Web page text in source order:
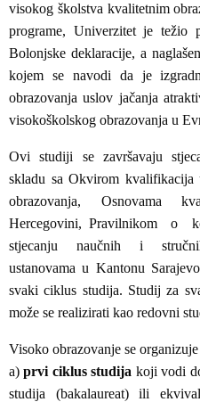
visokog školstva kvalitetnim
programe, Univerzitet je težio
Bolonjske deklaracije, a
kojem se navodi da je
obrazovanja uslov jačanja
visokoškolskog obrazovanja u
Ovi studiji se završavaju
skladu sa Okvirom
obrazovanja, Osnovama
Hercegovini, Pravilnikom o
stjecanju naučnih i
ustanovama u Kantonu
svaki ciklus studija. Studij za
može se realizirati kao redovni
Visoko obrazovanje se
a)prvi ciklus studija koji vodi
studija (bakalaureat) ili